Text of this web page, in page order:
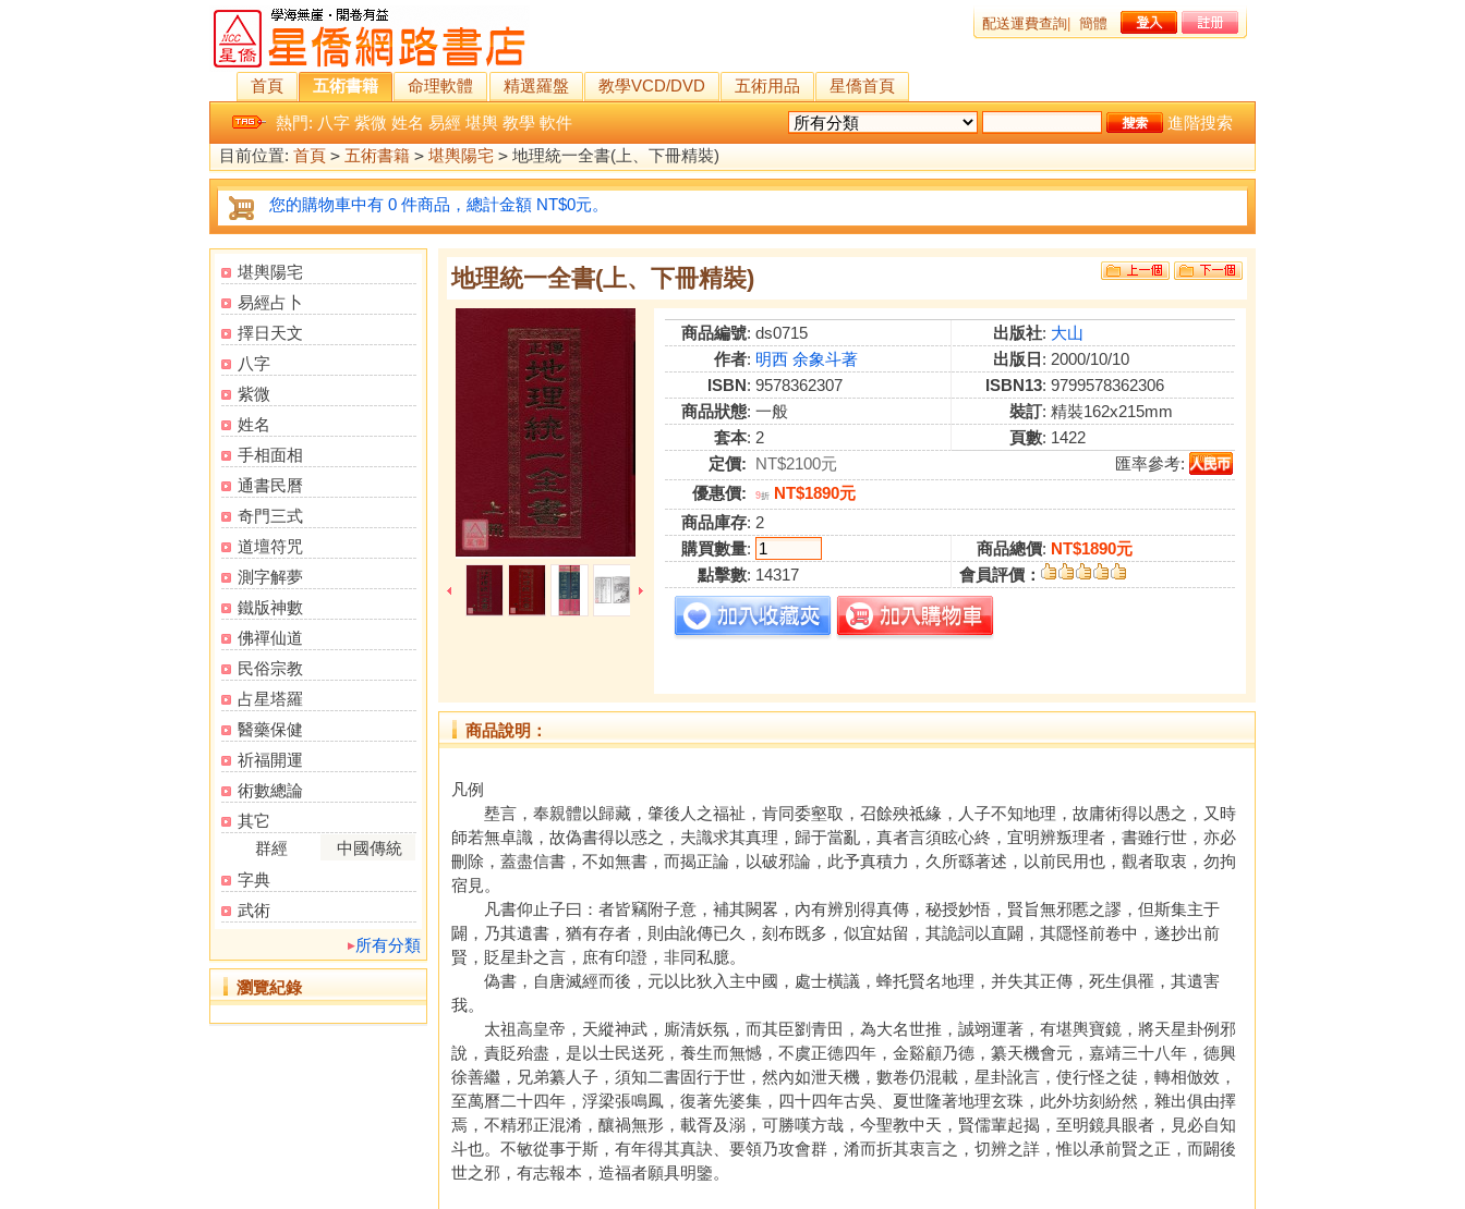
配送運費查詢 簡體
首頁 五術書籍 命理軟體 精選羅盤 教學VCD/DVD 五術用品
星僑首頁
熱門: 八字 紫微 姓名 易經 堪輿 教學 軟件
進階搜索
目前位置: 首頁 > 五術書籍 > 堪輿陽宅 > 地理統一全書(上、下冊精裝)
您的購物車中有 0 件商品，總計金額 NT$0元。
堪輿陽宅
易經占卜
擇日天文
八字
紫微
姓名
手相面相
通書民曆
奇門三式
道壇符咒
測字解夢
鐵版神數
佛禪仙道
民俗宗教
占星塔羅
醫藥保健
祈福開運
術數總論
其它
群經
中國傳統
字典
武術
所有分類
瀏覽紀錄
地理統一全書(上、下冊精裝)
商品編號: ds0715 出版社: 大山
作者: 明西 余象斗著 出版日 : 2000/10/10
ISBN: 9578362307 ISBN13: 9799578362306
商品狀態: 一般 裝訂: 精裝162x215mm
套本: 2 頁數: 1422
定價: NT$2100元
匯率參考:
優惠價:
9折 NT$1890元
商品庫存: 2
購買數量: 商品總價: NT$1890元
點擊數: 14317 會員評價：
商品說明：
凡例
塟言，奉親體以歸藏，肇後人之福祉，肯同委壑取，召餘殃祗緣，人子不知地理，故庸術得以愚之，又時
師若無卓識，故偽書得以惑之，夫識求其真理，歸于當亂，真者言須眩心終，宜明辨叛理者，書雖行世，亦必
刪除，蓋盡信書，不如無書，而揭正論，以破邪論，此予真積力，久所繇著述，以前民用也，觀者取衷，勿拘
宿見。
凡書仰止子曰：者皆竊附子意，補其闕畧，內有辨別得真傳，秘授妙悟，賢旨無邪慝之謬，但斯集主于
闢，乃其遺書，猶有存者，則由訛傳已久，刻布既多，似宜姑留，其詭詞以直闢，其隱怪前卷中，遂抄出前
賢，貶星卦之言，庶有印證，非同私臆。
偽書，自唐滅經而後，元以比狄入主中國，處士橫議，蜂托賢名地理，并失其正傳，死生俱罹，其遺害
我。
太祖高皇帝，天縱神武，廝清妖氛，而其臣劉青田，為大名世推，誠翊運著，有堪輿寶鏡，將天星卦例邪
說，責貶殆盡，是以士民送死，養生而無憾，不虞正德四年，金谿顧乃德，纂天機會元，嘉靖三十八年，德興
徐善繼，兄弟纂人子，須知二書固行于世，然內如泄天機，數卷仍混載，星卦訛言，使行怪之徒，轉相倣效，
至萬曆二十四年，浮梁張鳴鳳，復著先婆集，四十四年古吳、夏世隆著地理玄珠，此外坊刻紛然，雜出俱由擇
焉，不精邪正混淆，釀禍無形，載胥及溺，可勝嘆方哉，今聖教中天，賢儒輩起揭，至明鏡具眼者，見必自知
斗也。不敏從事于斯，有年得其真訣、要領乃攻會群，淆而折其衷言之，切辨之詳，惟以承前賢之正，而闢後
世之邪，有志報本，造福者願具明鑒。